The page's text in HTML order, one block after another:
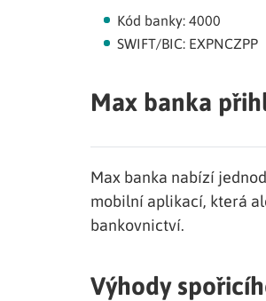
Kód banky: 4000
SWIFT/BIC: EXPNCZPP
Max banka
Max banka nabízí
mobilní aplikací, která
bankovnictví.
Výhody